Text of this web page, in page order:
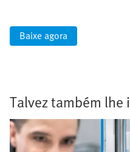
Baixe agora
Talvez também lhe